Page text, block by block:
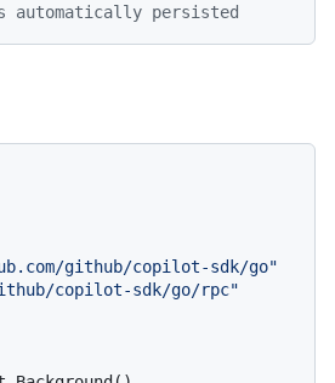
automatically persisted
github/copilot-sdk/go"
copilot-sdk/go/rpc"